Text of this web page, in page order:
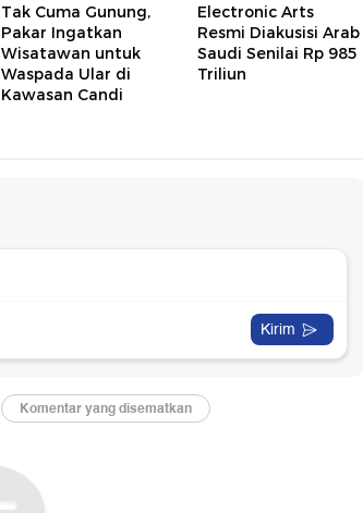
Tak Cuma Gunung,
Pakar Ingatkan
Wisatawan untuk
Waspada Ular di
Kawasan Candi
Electronic Arts
Resmi Diakusisi Arab
Saudi Senilai Rp 985
Triliun